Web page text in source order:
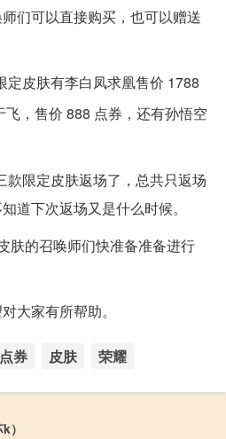
们可以直接购买，也可以赠送
定皮肤有李白凤求凰售价 1788
，售价 888 点券，还有孙悟空
款限定皮肤返场了，总共只返场
道下次返场又是什么时候。
肤的召唤师们快准备准备进行
大家有所帮助。
点券 皮肤 荣耀
）